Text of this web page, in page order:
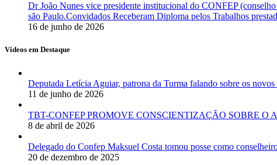
Dr João Nunes vice presidente institucional do CONFEP
são Paulo.Convidados Receberam Diploma pelos Trabalhos
16 de junho de 2026
Vídeos em Destaque
Deputada Letícia Aguiar, patrona da Turma falando sobre os
11 de junho de 2026
TBT-CONFEP PROMOVE CONSCIENTIZAÇÃO SOBRE
8 de abril de 2026
Delegado do Confep Maksuel Costa tomou posse como
20 de dezembro de 2025